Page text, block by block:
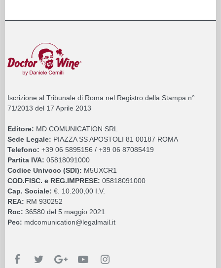
Iscrizione al Tribunale di Roma nel Registro della Stampa n°
71/2013 del 17 Aprile 2013
Editore: MD COMUNICATION SRL
Sede Legale: PIAZZA SS APOSTOLI 81 00187 ROMA
Telefono: +39 06 5895156 / +39 06 87085419
Partita IVA: 05818091000
Codice Univoco (SDI): M5UXCR1
COD.FISC. e REG.IMPRESE: 05818091000
Cap. Sociale: €. 10.200,00 I.V.
REA: RM 930252
Roc: 36580 del 5 maggio 2021
Pec: mdcomunication@legalmail.it